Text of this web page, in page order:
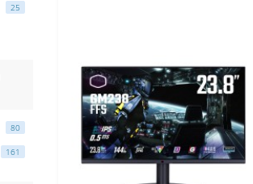
25
80
161